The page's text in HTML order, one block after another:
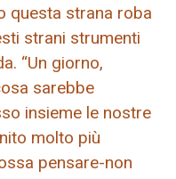
questa strana roba
strani strumenti
“Un giorno,
sarebbe
insieme le nostre
molto più
pensare-non